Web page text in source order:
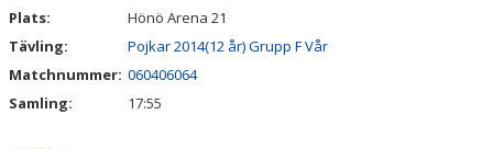
Plats:
Hönö Arena 21
Tävling:
Pojkar 2014(12 år) Grupp F Vår
Matchnummer: 060406064
Samling:
17:55